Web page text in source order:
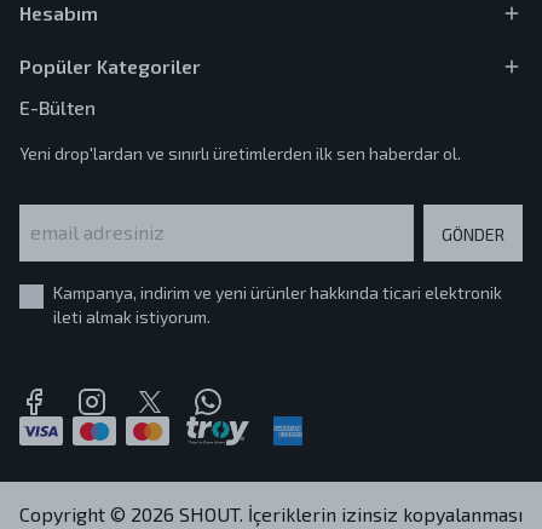
Hesabım
Popüler Kategoriler
E-Bülten
Yeni drop'lardan ve sınırlı üretimlerden ilk sen haberdar ol.
GÖNDER
Kampanya, indirim ve yeni ürünler hakkında ticari elektronik
ileti almak istiyorum.
Copyright © 2026 SHOUT. İçeriklerin izinsiz kopyalanması